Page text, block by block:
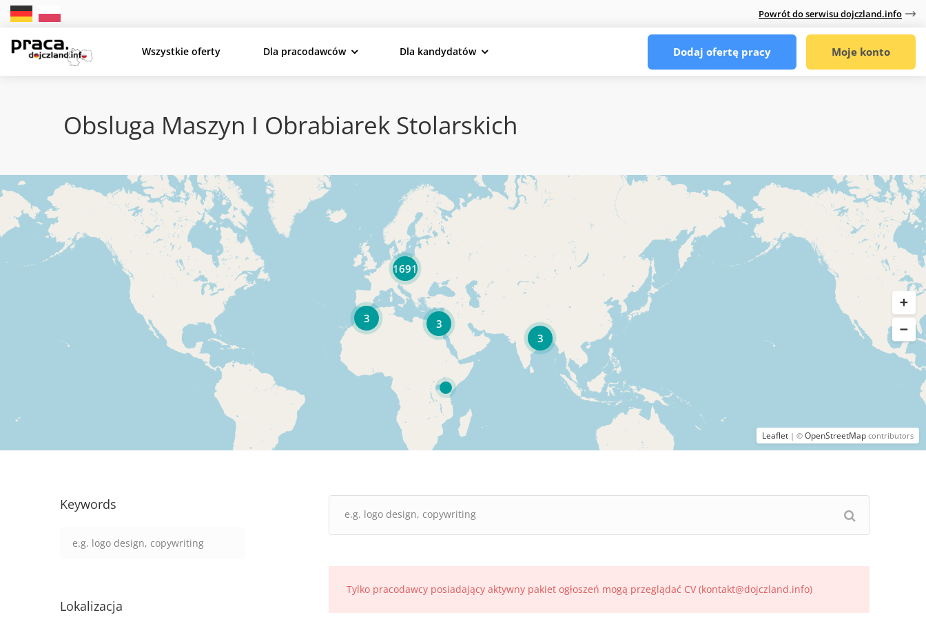
Powrót do serwisu dojczland.info
Wszystkie oferty Dla pracodawców Dla kandydatów Dodaj ofertę pracy Moje konto
Obsluga Maszyn I Obrabiarek Stolarskich
3
3
3
1691
Leaflet | © OpenStreetMap contributors
Keywords
Lokalizacja
Tylko pracodawcy posiadający aktywny pakiet ogłoszeń mogą przeglądać CV (kontakt@dojczland.info)